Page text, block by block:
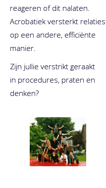
reageren of dit nalaten.
Acrobatiek versterkt relaties
op een andere, efficiënte
manier.
Zijn jullie verstrikt geraakt
in procedures, praten en
denken?